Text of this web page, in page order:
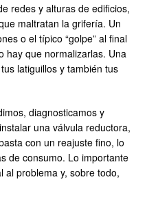
redes y alturas de edificios,
maltratan la grifería. Un
o el típico “golpe” al final
hay que normalizarlas. Una
latiguillos y también tus
diagnosticamos y
una válvula reductora,
con un reajuste fino, lo
de consumo. Lo importante
al problema y, sobre todo,